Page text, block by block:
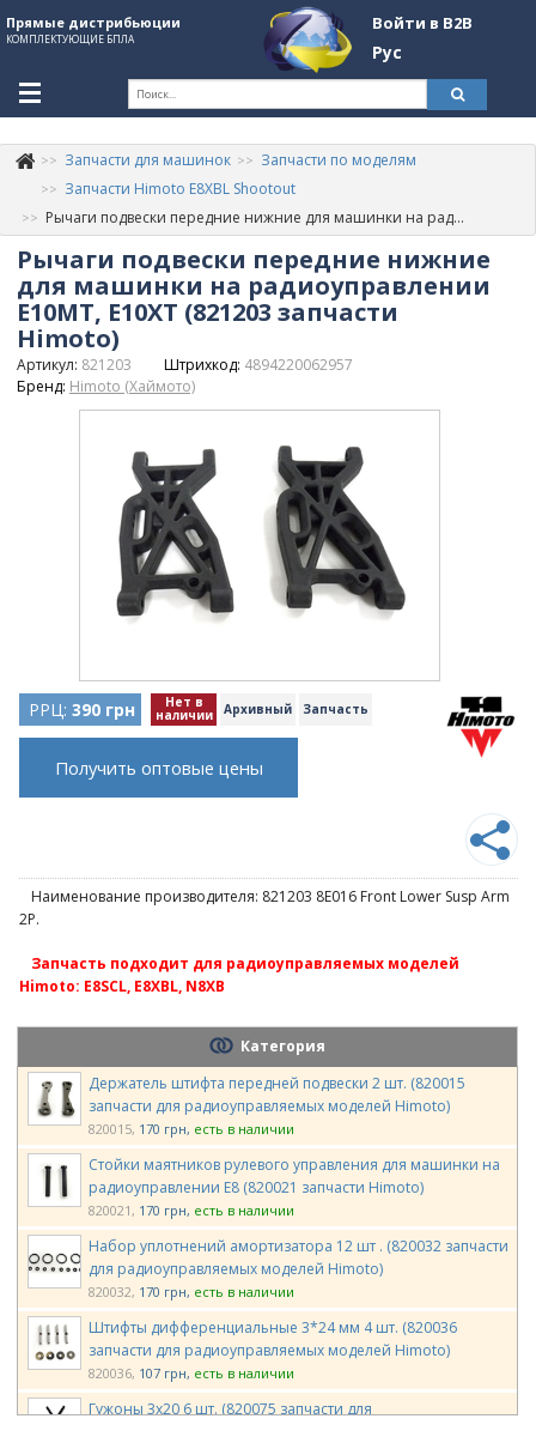
Прямые дистрибьюции
КОМПЛЕКТУЮЩИЕ БПЛА
Войти в B2B
Рус
+380507774092
Информация о компании
Обзоры
Категории
Стать партнером
Запчасти для машинок
Запчасти по моделям
Запчасти Himoto E8XBL Shootout
Рычаги подвески передние нижние для машинки на радиоуправлении E10MT, E10XT (821203 запчасти Himoto)
Рычаги подвески передние нижние
для машинки на радиоуправлении
E10MT, E10XT (821203 запчасти
Himoto)
Артикул: 821203 Штрихкод: 4894220062957
Бренд: Himoto (Хаймото)
РРЦ: 390 грн Нет в
наличии Архивный Запчасть
Получить оптовые цены
Наименование производителя: 821203 8E016 Front Lower Susp Arm
2P.
Запчасть подходит для радиоуправляемых моделей
Himoto: E8SCL, E8XBL, N8XB
Категория
Держатель штифта передней подвески 2 шт. (820015
запчасти для радиоуправляемых моделей Himoto)
820015 170 грн есть в наличии
Стойки маятников рулевого управления для машинки на
радиоуправлении E8 (820021 запчасти Himoto)
820021 170 грн есть в наличии
Набор уплотнений амортизатора 12 шт . (820032 запчасти
для радиоуправляемых моделей Himoto)
820032 170 грн есть в наличии
Штифты дифференциальные 3*24 мм 4 шт. (820036
запчасти для радиоуправляемых моделей Himoto)
820036 107 грн есть в наличии
Гужоны 3х20 6 шт. (820075 запчасти для